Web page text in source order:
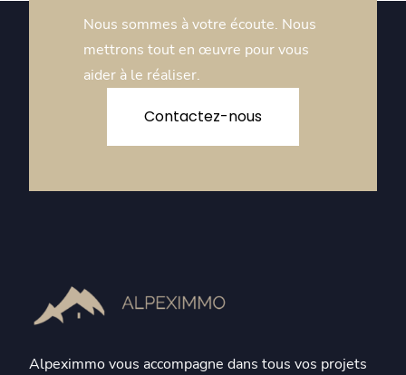
Nous sommes à votre écoute. Nous
mettrons tout en œuvre pour vous
aider à le réaliser.
Contactez-nous
Alpeximmo vous accompagne dans tous vos projets